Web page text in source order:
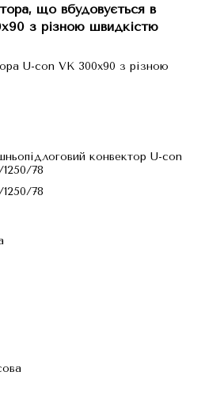
що вбудовується в
з різною швидкістю
конвектор U-con
78
78